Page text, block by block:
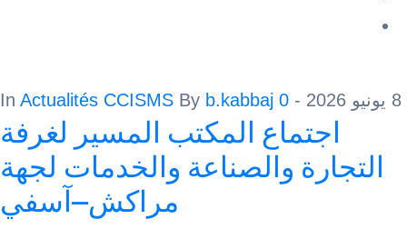
- In
Actualités CCISMS By b.kabbaj 0
المكتب المسير لغرفة
والصناعة والخدمات لجهة
مراكش–آسفي